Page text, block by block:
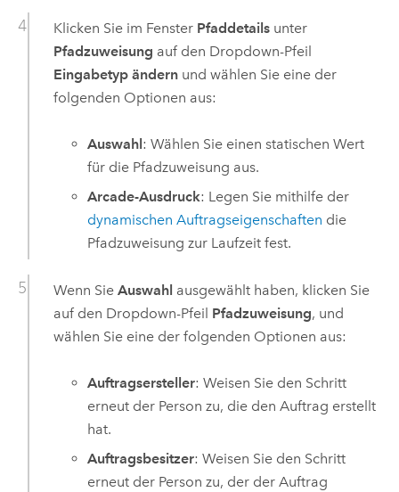
Klicken Sie im Fenster Pfaddetailsunter
Pfadzuweisung auf den Dropdown-Pfeil
Eingabetyp ändernund wählen Sie eine der
folgenden Optionen aus:
Auswahl : Wählen Sie einen statischen Wert
für die Pfadzuweisung aus.
Arcade-Ausdruck: Legen Sie mithilfe der
dynamischen Auftragseigenschaften die
Pfadzuweisung zur Laufzeit fest.
Wenn Sie Auswahl ausgewählt haben, klicken Sie
auf den Dropdown-Pfeil Pfadzuweisung, und
wählen Sie eine der folgenden Optionen aus:
Auftragsersteller: Weisen Sie den Schritt
erneut der Person zu, die den Auftrag erstellt
hat.
Auftragsbesitzer: Weisen Sie den Schritt
erneut der Person zu, der der Auftrag